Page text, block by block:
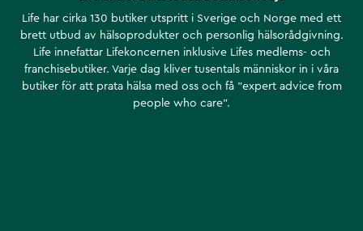
Life har cirka 130 butiker utspritt i Sverige och Norge med ett
brett utbud av hälsoprodukter och personlig hälsorådgivning.
Life innefattar Lifekoncernen inklusive Lifes medlems- och
franchisebutiker. Varje dag kliver tusentals människor in i våra
butiker för att prata hälsa med oss och få ”expert advice from
people who care”.